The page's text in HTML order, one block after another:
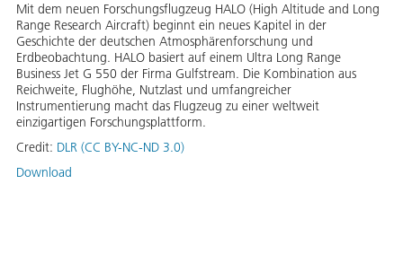
Mit dem neuen Forschungsflugzeug HALO (High Altitude and Long
Range Research Aircraft) beginnt ein neues Kapitel in der
Geschichte der deutschen Atmosphärenforschung und
Erdbeobachtung. HALO basiert auf einem Ultra Long Range
Business Jet G 550 der Firma Gulfstream. Die Kombination aus
Reichweite, Flughöhe, Nutzlast und umfangreicher
Instrumentierung macht das Flugzeug zu einer weltweit
einzigartigen Forschungsplattform.
Credit: DLR (CC BY-NC-ND 3.0)
Download